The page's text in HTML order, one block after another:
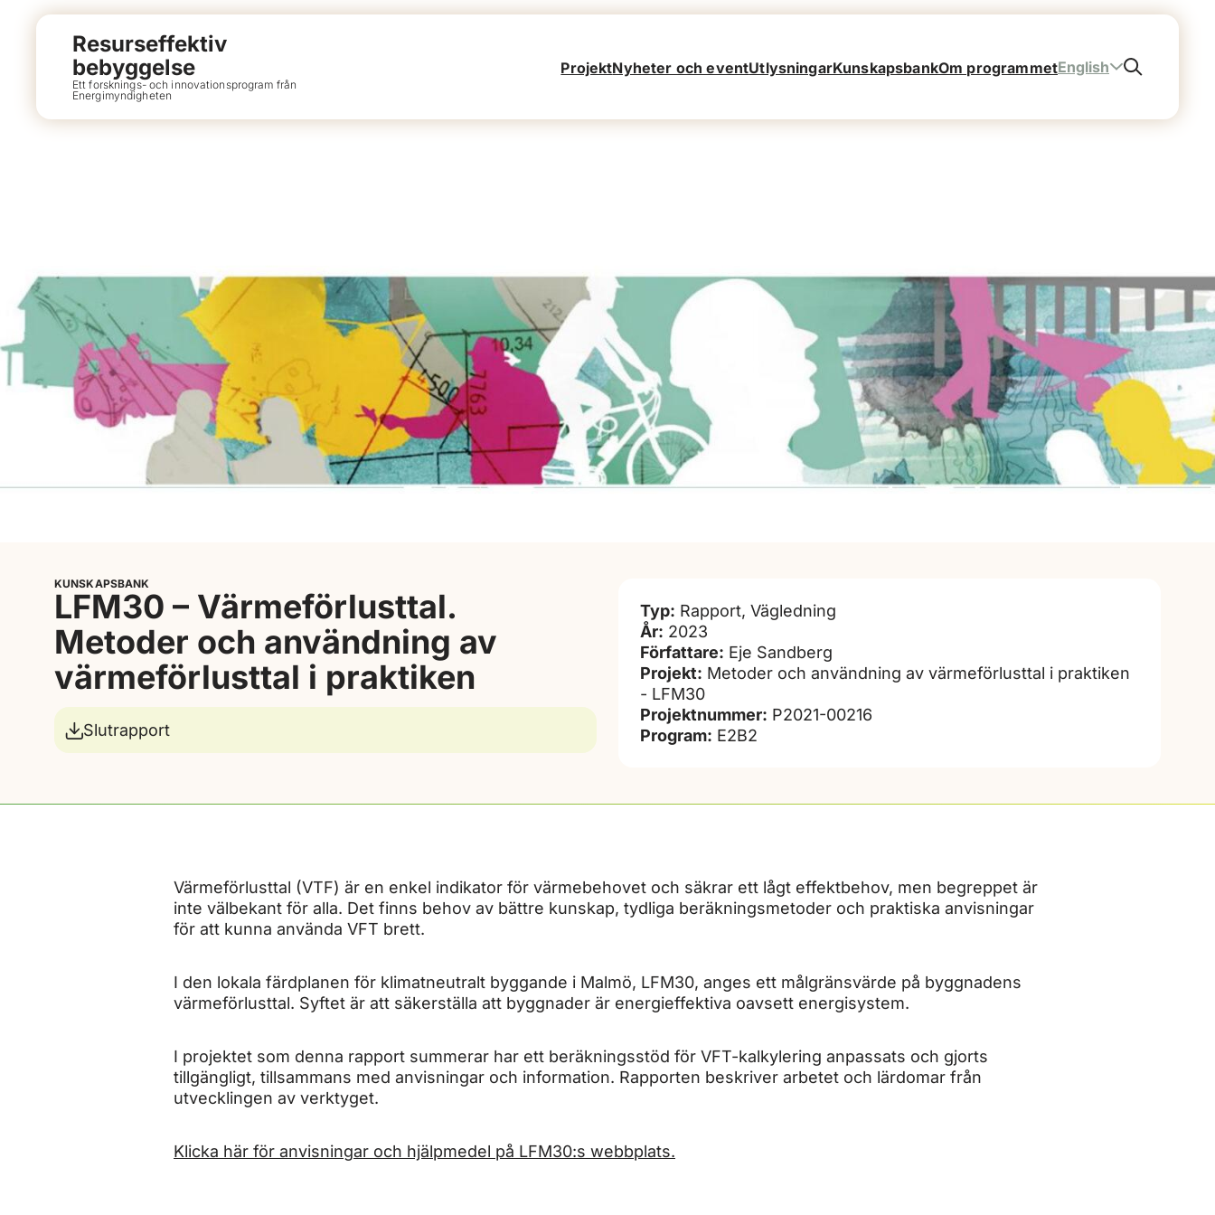
Resurseffektiv
bebyggelse
Ett forsknings- och innovationsprogram från
Energimyndigheten
ProjektNyheter och eventUtlysningarKunskapsbankOm programmetEnglish
KUNSKAPSBANK
LFM30 – Värmeförlusttal.
Metoder och användning av
värmeförlusttal i praktiken
Slutrapport
Typ: Rapport, Vägledning
År: 2023
Författare: Eje Sandberg
Projekt: Metoder och användning av värmeförlusttal i praktiken
- LFM30
Projektnummer: P2021-00216
Program: E2B2
Värmeförlusttal (VTF) är en enkel indikator för värmebehovet och säkrar ett lågt effektbehov, men begreppet är
inte välbekant för alla. Det finns behov av bättre kunskap, tydliga beräkningsmetoder och praktiska anvisningar
för att kunna använda VFT brett.
I den lokala färdplanen för klimatneutralt byggande i Malmö, LFM30, anges ett målgränsvärde på byggnadens
värmeförlusttal. Syftet är att säkerställa att byggnader är energieffektiva oavsett energisystem.
I projektet som denna rapport summerar har ett beräkningsstöd för VFT-kalkylering anpassats och gjorts
tillgängligt, tillsammans med anvisningar och information. Rapporten beskriver arbetet och lärdomar från
utvecklingen av verktyget.
Klicka här för anvisningar och hjälpmedel på LFM30:s webbplats.